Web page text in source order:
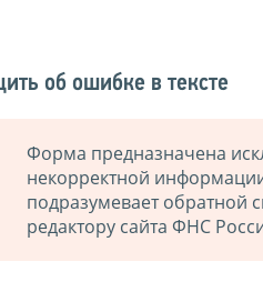
об ошибке в тексте
Форма предназначена
некорректной
подразумевает обратной
редактору сайта ФНС